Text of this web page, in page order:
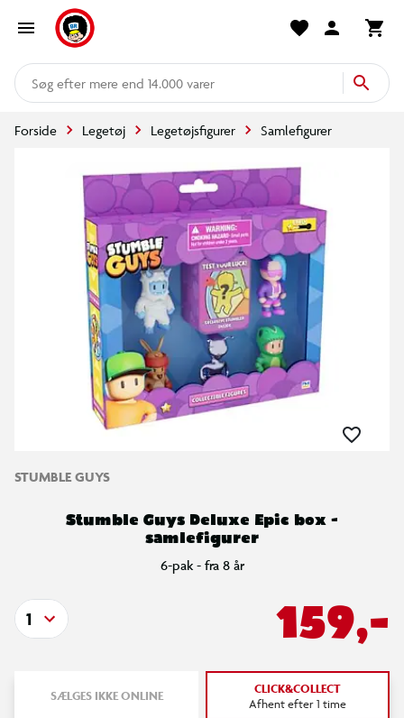
mere end 14.000 varer
Forside Legetøj Legetøjsfigurer Samlefigurer
STUMBLE GUYS
Stumble Guys Deluxe Epic box -
samlefigurer
6-pak - fra 8 år
159,-
1
SÆLGES IKKE ONLINE CLICK&COLLECT
Afhent efter 1 time